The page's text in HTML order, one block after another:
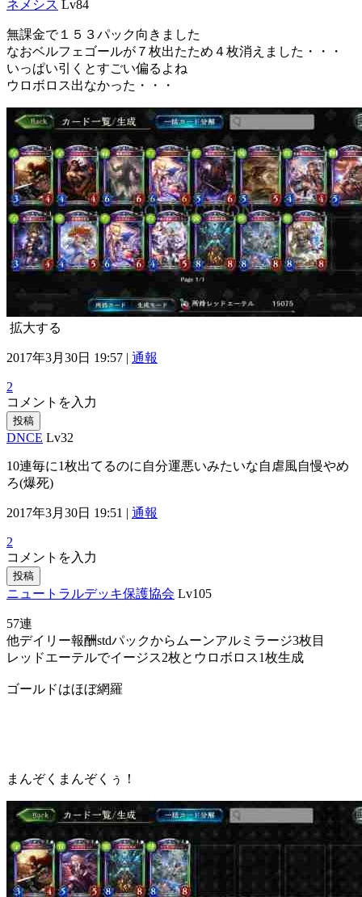
ネメシス Lv84
無課金で１５３パック向きました
なおベルフェゴールが７枚出たため４枚消えました・・・
いっぱい引くとすごい偏るよね
ウロボロス出なかった・・・
拡大する
2017年3月30日 19:57 | 通報
2
コメントを入力
投稿
DNCE Lv32
10連毎に1枚出てるのに自分運悪いみたいな自虐風自慢やめ
ろ(爆死)
2017年3月30日 19:51 | 通報
2
コメントを入力
投稿
ニュートラルデッキ保護協会 Lv105
57連
他デイリー報酬stdパックからムーンアルミラージ3枚目
レッドエーテルでイージス2枚とウロボロス1枚生成
ゴールドはほぼ網羅
まんぞくまんぞくぅ！